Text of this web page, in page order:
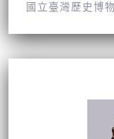
國立臺灣歷史博